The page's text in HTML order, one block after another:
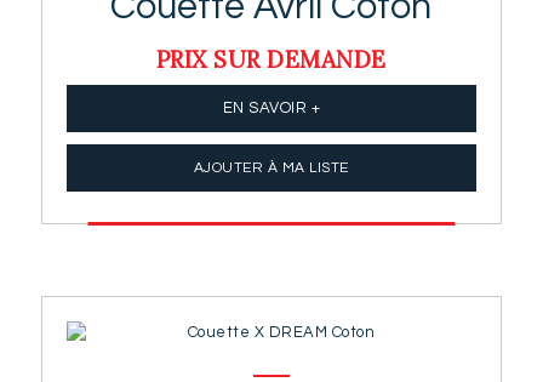
PRIX SUR DEMANDE
EN SAVOIR +
AJOUTER À MA LISTE